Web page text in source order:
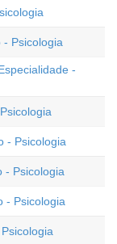
- Psicologia
-
- Psicologia
- Psicologia
- Psicologia